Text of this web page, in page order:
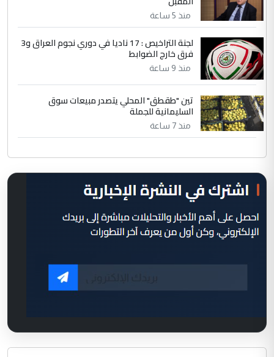
منذ 5 ساعة
لجنة التراخيص : 17 ناديا في دوري نجوم العراق و3
فرق خارج الضوابط
منذ 9 ساعة
تين "طقطق" المحلي يتصدر مبيعات سوق
السليمانية للجملة
منذ 7 ساعة